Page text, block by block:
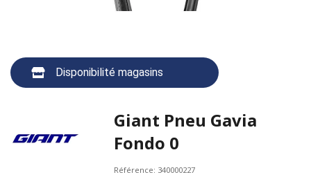
Disponibilité magasins
Giant Pneu Gavia
Fondo 0
Référence: 340000227